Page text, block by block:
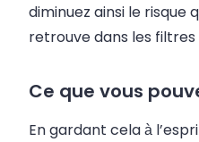
diminuez ainsi le risque
retrouve dans les
Ce que vous
En gardant cela à